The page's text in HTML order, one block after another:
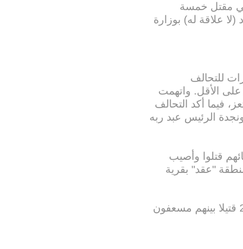
في مقتل خمسة
(لا علاقة له) بوزارة
للتحالف
الأقل. واتهمت
فيما أكد التحالف
الحوثيين ونجدة الرئيس عبد ربه
الحوثيين وحلفائهم قتلوا وأصيب
"عقد" بقرية
وتحدثت لاحقا مصادر أخرى عن ارتفاع عدد ضحايا هذه الغارات الى 26 قتيلا بينهم مسعفون